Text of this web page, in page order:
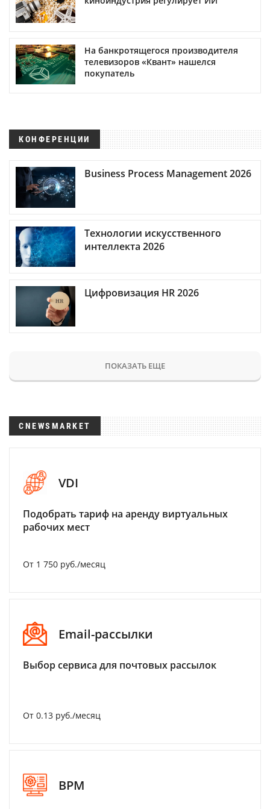
На банкротящегося производителя
телевизоров «Квант» нашелся
покупатель
КОНФЕРЕНЦИИ
Business Process Management 2026
Технологии искусственного
интеллекта 2026
Цифровизация HR 2026
ПОКАЗАТЬ ЕЩЕ
CNEWSMARKET
VDI
Подобрать тариф на аренду виртуальных
рабочих мест
От 1 750 руб./месяц
Email-рассылки
Выбор сервиса для почтовых рассылок
От 0.13 руб./месяц
BPM